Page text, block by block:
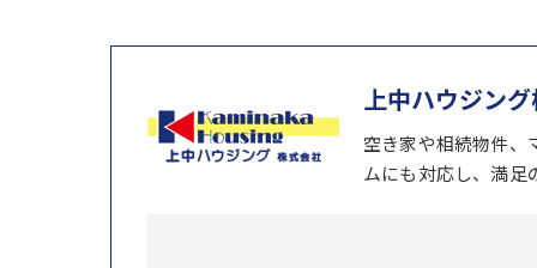
上中ハウジン
空き家や相続物件、
ムにも対応し、満足